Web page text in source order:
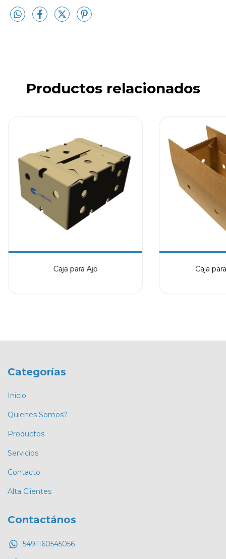
Productos relacionados
Caja para Ajo Caja
Categorías
Inicio
Quienes Somos?
Productos
Servicios
Contacto
Alta Clientes
Contactános
5491160545056